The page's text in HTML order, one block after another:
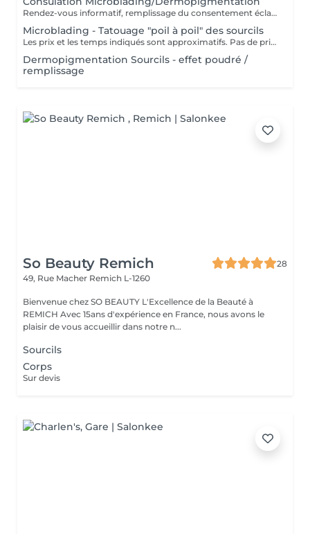
Rendez-vous informatif, remplissage du consentement éclairé pour la réalisation d'un acte de tatouage. Évaluation du tatouage à réaliser, choix de la technique la mieux adaptée. La consultation est considérée comme un acompte si prise de rendez-vous pour le tatouage endéans les 15 jours.
Microblading - Tatouage "poil à poil" des sourcils
Les prix et les temps indiqués sont approximatifs. Pas de prise de rendez-vous sans consultation préalable. Réservable en ligne ou par téléphone.
Dermopigmentation Sourcils - effet poudré /
remplissage
So Beauty Remich
28
49, Rue Macher Remich L-1260
Bienvenue chez SO BEAUTY L'Excellence de la Beauté à
REMICH Avec 15ans d'expérience en France, nous avons le
plaisir de vous accueillir dans notre n...
Sourcils
Corps
Sur devis